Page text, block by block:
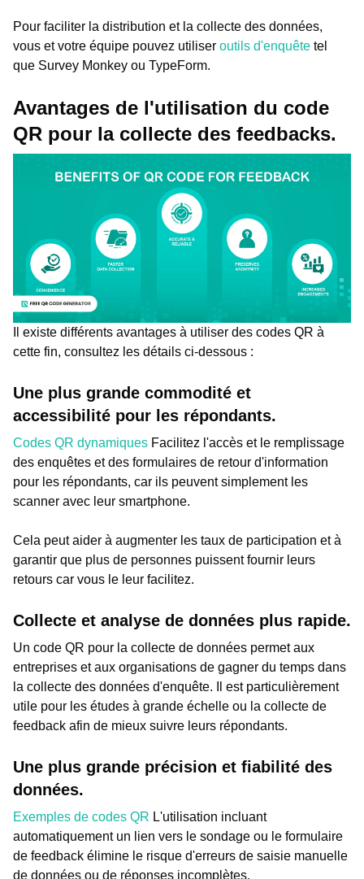
Pour faciliter la distribution et la collecte des données,
vous et votre équipe pouvez utiliser outils d'enquête tel
que Survey Monkey ou TypeForm.
Avantages de l'utilisation du code
QR pour la collecte des feedbacks.
Il existe différents avantages à utiliser des codes QR à
cette fin, consultez les détails ci-dessous :
Une plus grande commodité et
accessibilité pour les répondants.
Codes QR dynamiques Facilitez l'accès et le remplissage
des enquêtes et des formulaires de retour d'information
pour les répondants, car ils peuvent simplement les
scanner avec leur smartphone.
Cela peut aider à augmenter les taux de participation et à
garantir que plus de personnes puissent fournir leurs
retours car vous le leur facilitez.
Collecte et analyse de données plus rapide.
Un code QR pour la collecte de données permet aux
entreprises et aux organisations de gagner du temps dans
la collecte des données d'enquête. Il est particulièrement
utile pour les études à grande échelle ou la collecte de
feedback afin de mieux suivre leurs répondants.
Une plus grande précision et fiabilité des
données.
Exemples de codes QR L'utilisation incluant
automatiquement un lien vers le sondage ou le formulaire
de feedback élimine le risque d'erreurs de saisie manuelle
de données ou de réponses incomplètes.